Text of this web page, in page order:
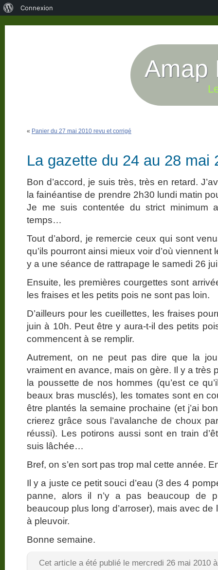
Amap
« Panier du 27 mai 2010 revu et corrigé
La gazette du 24 au 28 mai
Bon d’accord, je suis très, très en retard.
la fainéantise de prendre 2h30 lundi matin
Je me suis contentée du strict minimum
temps…
Tout d’abord, je remercie ceux qui sont
qu’ils pourront ainsi mieux voir d’où viennent
y a une séance de rattrapage le samedi 26
Ensuite, les premières courgettes sont
les fraises et les petits pois ne sont pas loin.
D’ailleurs pour les cueillettes, les fraises
juin à 10h. Peut être y aura-t-il des petits
commencent à se remplir.
Autrement, on ne peut pas dire que la
vraiment en avance, mais on gère. Il y a très
la poussette de nos hommes (qu’est ce
beaux bras musclés), les tomates sont en
être plantés la semaine prochaine (et j’ai
crierez grâce sous l’avalanche de choux
réussi). Les potirons aussi sont en train
suis lâchée…
Bref, on s’en sort pas trop mal cette année.
Il y a juste ce petit souci d’eau (3 des 4
panne, alors il n’y a pas beaucoup de
beaucoup plus long d’arroser), mais avec
à pleuvoir.
Bonne semaine.
Cet article a été publié le mercredi 26 mai 2010
Connexion